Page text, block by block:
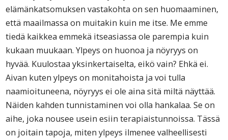
elämänkatsomuksen vastakohta on sen huomaaminen,
että maailmassa on muitakin kuin me itse. Me emme
tiedä kaikkea emmekä itseasiassa ole parempia kuin
kukaan muukaan. Ylpeys on huonoa ja nöyryys on
hyvää. Kuulostaa yksinkertaiselta, eikö vain? Ehkä ei.
Aivan kuten ylpeys on monitahoista ja voi tulla
naamioituneena, nöyryys ei ole aina sitä miltä näyttää.
Näiden kahden tunnistaminen voi olla hankalaa. Se on
aihe, joka nousee usein esiin terapiaistunnoissa. Tässä
on joitain tapoja, miten ylpeys ilmenee valheellisesti